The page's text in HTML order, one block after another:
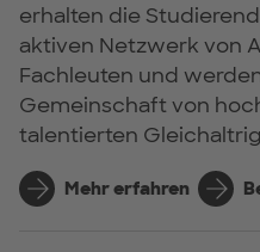
erhalten die
aktiven Netzwerk von
Fachleuten und
Gemeinschaft von
talentierten
Mehr erfahren